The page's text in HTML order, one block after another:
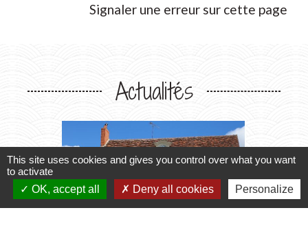
Signaler une erreur sur cette page
Actualités
This site uses cookies and gives you control over what you want
to activate
OK, accept all
Deny all cookies Personalize